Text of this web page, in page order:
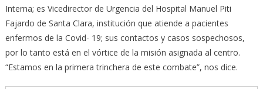
Interna; es Vicedirector de Urgencia del Hospital Manuel Piti
Fajardo de Santa Clara, institución que atiende a pacientes
enfermos de la Covid- 19; sus contactos y casos sospechosos,
por lo tanto está en el vórtice de la misión asignada al centro.
“Estamos en la primera trinchera de este combate”, nos dice.